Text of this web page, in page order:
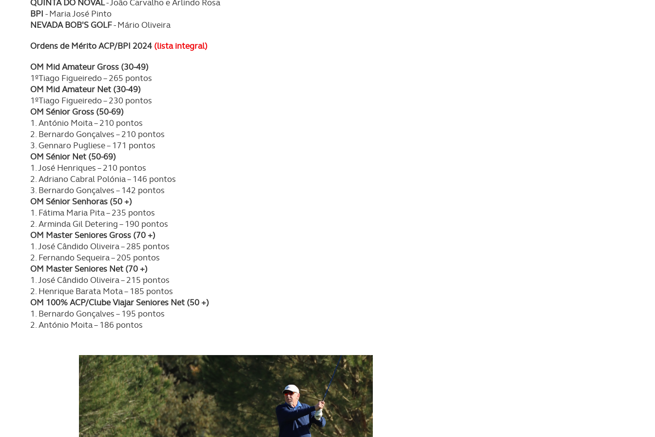
Consulte a política de cookies do site.
QUINTA DO NOVAL- João Carvalho e Arlindo Rosa
BPI - Maria José Pinto
NEVADA BOB'S GOLF- Mário Oliveira
Ordens de Mérito ACP/BPI 2024 (lista integral)
OM Mid Amateur Gross (30-49)
1ºTiago Figueiredo – 265 pontos
OM Mid Amateur Net (30-49)
1ºTiago Figueiredo – 230 pontos
OM Sénior Gross (50-69)
1. António Moita – 210 pontos
2. Bernardo Gonçalves – 210 pontos
3. Gennaro Pugliese – 171 pontos
OM Sénior Net (50-69)
1. José Henriques – 210 pontos
2. Adriano Cabral Polónia – 146 pontos
3. Bernardo Gonçalves – 142 pontos
OM Sénior Senhoras (50 +)
1. Fátima Maria Pita – 235 pontos
2. Arminda Gil Detering – 190 pontos
OM Master Seniores Gross (70 +)
1. José Cândido Oliveira – 285 pontos
2. Fernando Sequeira – 205 pontos
OM Master Seniores Net (70 +)
1. José Cândido Oliveira – 215 pontos
2. Henrique Barata Mota – 185 pontos
OM 100% ACP/Clube Viajar Seniores Net (50 +)
1. Bernardo Gonçalves – 195 pontos
2. António Moita – 186 pontos